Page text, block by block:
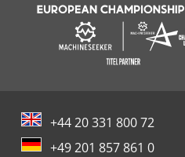
+44 20 331 800 72
+49 201 857 861 0